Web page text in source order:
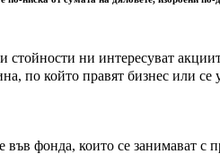
стойности ни интересуват
по който правят бизнес или
във фонда, които се занимават